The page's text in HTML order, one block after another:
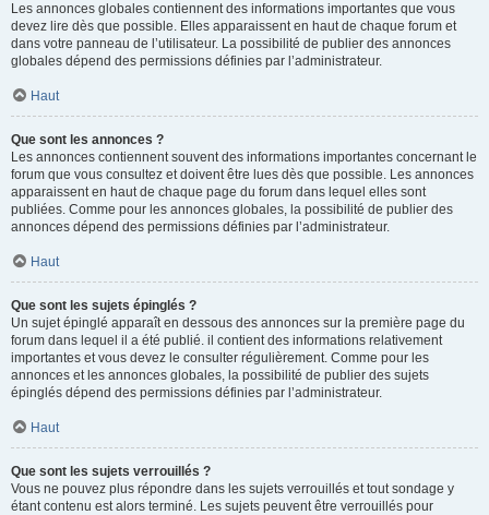
Les annonces globales contiennent des informations importantes que vous
devez lire dès que possible. Elles apparaissent en haut de chaque forum et
dans votre panneau de l’utilisateur. La possibilité de publier des annonces
globales dépend des permissions définies par l’administrateur.
Haut
Que sont les annonces ?
Les annonces contiennent souvent des informations importantes concernant le
forum que vous consultez et doivent être lues dès que possible. Les annonces
apparaissent en haut de chaque page du forum dans lequel elles sont
publiées. Comme pour les annonces globales, la possibilité de publier des
annonces dépend des permissions définies par l’administrateur.
Haut
Que sont les sujets épinglés ?
Un sujet épinglé apparaît en dessous des annonces sur la première page du
forum dans lequel il a été publié. il contient des informations relativement
importantes et vous devez le consulter régulièrement. Comme pour les
annonces et les annonces globales, la possibilité de publier des sujets
épinglés dépend des permissions définies par l’administrateur.
Haut
Que sont les sujets verrouillés ?
Vous ne pouvez plus répondre dans les sujets verrouillés et tout sondage y
étant contenu est alors terminé. Les sujets peuvent être verrouillés pour